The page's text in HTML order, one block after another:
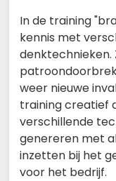
In de training
kennis met
denktechnieken.
weer nieuwe
training creatief
verschillende
genereren met
inzetten bij het
voor het bedrijf.